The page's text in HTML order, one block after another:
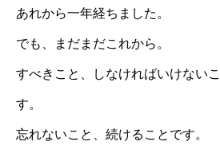
あれから一年経ちました。
でも、まだまだこれから。
すべきこと、しなければいけない
す。
忘れないこと、続けることです。